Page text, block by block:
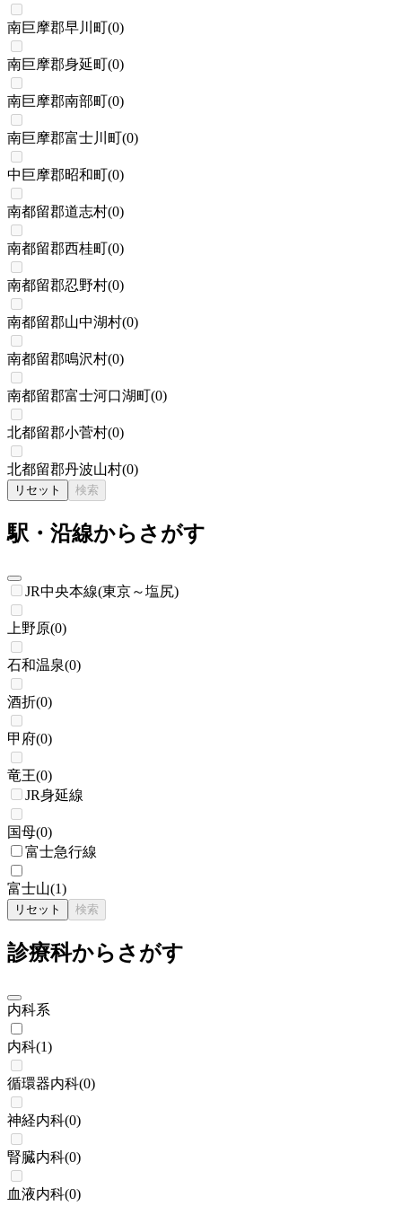
南巨摩郡早川町(0)
南巨摩郡身延町(0)
南巨摩郡南部町(0)
南巨摩郡富士川町(0)
中巨摩郡昭和町(0)
南都留郡道志村(0)
南都留郡西桂町(0)
南都留郡忍野村(0)
南都留郡山中湖村(0)
南都留郡鳴沢村(0)
南都留郡富士河口湖町(0)
北都留郡小菅村(0)
北都留郡丹波山村(0)
リセット 検索
駅・沿線からさがす
JR中央本線(東京～塩尻)
上野原(0)
石和温泉(0)
酒折(0)
甲府(0)
竜王(0)
JR身延線
国母(0)
富士急行線
富士山(1)
リセット 検索
診療科からさがす
内科系
内科(1)
循環器内科(0)
神経内科(0)
腎臓内科(0)
血液内科(0)